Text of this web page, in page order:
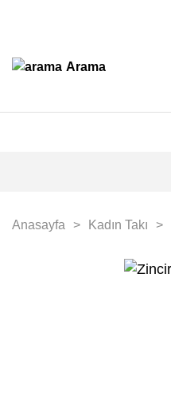
Arama
Anasayfa Kadın Takı